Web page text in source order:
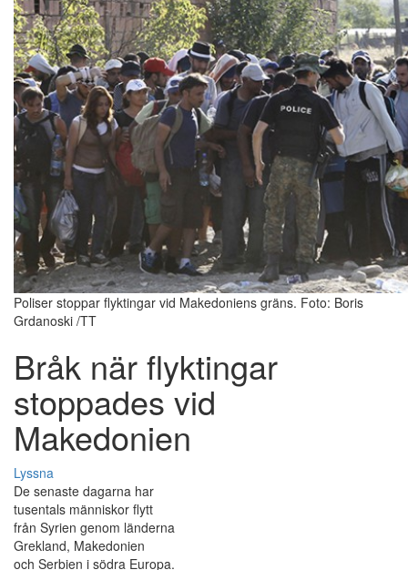
Poliser stoppar flyktingar vid Makedoniens gräns. Foto: Boris
Grdanoski /TT
Bråk när flyktingar
stoppades vid
Makedonien
Lyssna
De senaste dagarna har
tusentals människor flytt
från Syrien genom länderna
Grekland, Makedonien
och Serbien i södra Europa.